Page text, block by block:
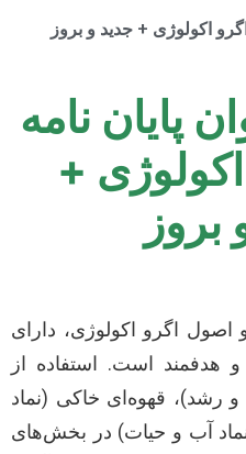
اکولوژی + جدید و بروز
پایان نامه
+
بروز
اصول اگرو اکولوژی، دارای
است. استفاده از
رشد)، قهوه‌ای خاکی (نماد
آب و حیات) در بخش‌های